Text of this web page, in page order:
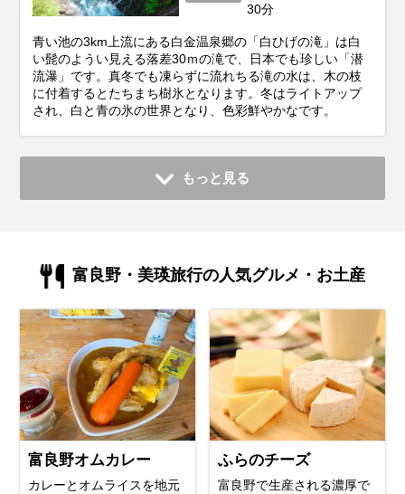
30分
青い池の3km上流にある白金温泉郷の「白ひげの滝」は白
い髭のようい見える落差30ｍの滝で、日本でも珍しい「潜
流瀑」です。真冬でも凍らずに流れちる滝の水は、木の枝
に付着するとたちまち樹氷となります。冬はライトアップ
され、白と青の氷の世界となり、色彩鮮やかなです。
もっと見る
富良野・美瑛旅行の人気グルメ・お土産
富良野オムカレー
カレーとオムライスを地元
ふらのチーズ
富良野で生産される濃厚で